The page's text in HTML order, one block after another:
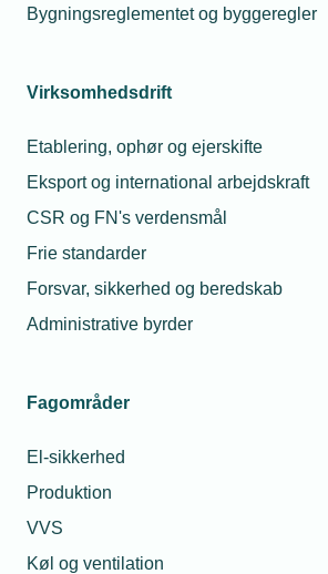
Bygningsreglementet og byggeregler
Virksomhedsdrift
Etablering, ophør og ejerskifte
Eksport og international arbejdskraft
CSR og FN's verdensmål
Frie standarder
Forsvar, sikkerhed og beredskab
Administrative byrder
Fagområder
El-sikkerhed
Produktion
VVS
Køl og ventilation